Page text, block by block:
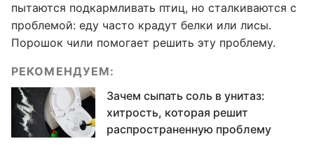
пытаются подкармливать птиц, но сталкиваются с
проблемой: еду часто крадут белки или лисы.
Порошок чили помогает решить эту проблему.
РЕКОМЕНДУЕМ:
Зачем сыпать соль в унитаз:
хитрость, которая решит
распространенную проблему